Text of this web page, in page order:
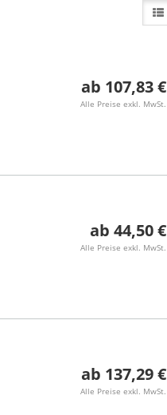
107,83 €
Alle Preise exkl. MwSt.
44,50 €
Alle Preise exkl. MwSt.
137,29 €
Alle Preise exkl. MwSt.